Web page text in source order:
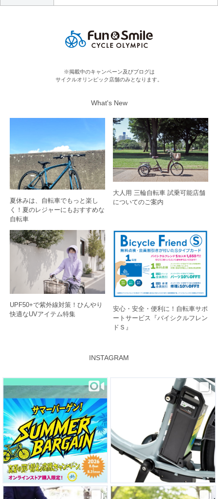
※掲載中のキャンペーン及びブログは
サイクルオリンピック店舗のみとなります。
What's New
夏休みは、自転車でもっと楽し
く！夏のレジャーにもおすすめな
自転車
大人用 三輪自転車 試乗可能店舗
についてのご案内
UPF50+で紫外線対策！ひんやり
快適なUVアイテム特集
安心・安全・便利に！自転車サポ
ートサービス『バイシクルフレン
ドＳ』
INSTAGRAM